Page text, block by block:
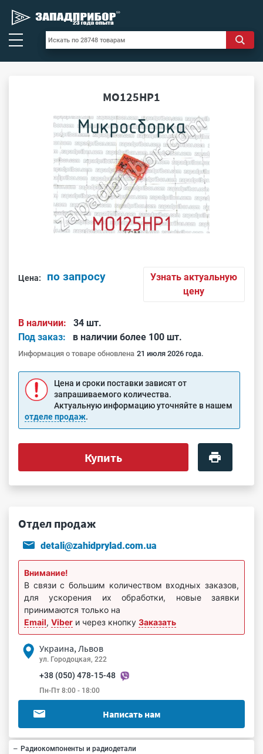
МО125НР1
Цена: по запросу
Узнать актуальную
цену
В наличии:
34 шт.
Под заказ:
в наличии более 100 шт.
Информация о товаре обновлена 21 июля 2026 года.
Цена и сроки поставки зависят от
запрашиваемого количества.
Актуальную информацию уточняйте в нашем
отделе продаж.
Купить
Отдел продаж
detali@zahidprylad.com.ua
Внимание!
В связи с большим количеством входных заказов,
для ускорения их обработки, новые заявки
принимаются только на
Email, Viber и через кнопку Заказать
Украина, Львов
ул. Городоцкая, 222
+38 (050) 478-15-48
Пн-Пт 8:00 - 18:00
Написать нам
Радиокомпоненты и радиодетали